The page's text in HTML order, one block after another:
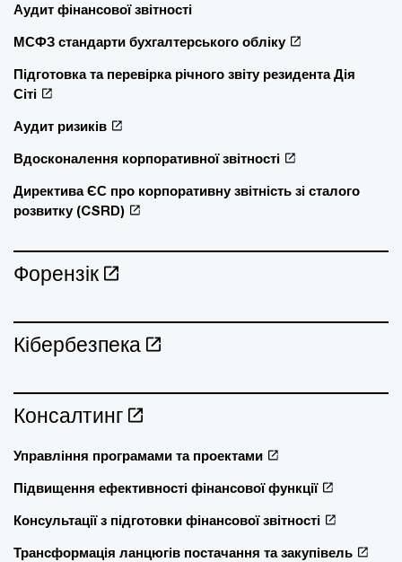
Аудит фінансової звітності
МСФЗ стандарти бухгалтерського обліку
Підготовка та перевірка річного звіту резидента Дія
Сіті
Аудит ризиків
Вдосконалення корпоративної звітності
Директива ЄС про корпоративну звітність зі сталого
розвитку (CSRD)
Форензік
Кібербезпека
Консалтинг
Управління програмами та проектами
Підвищення ефективності фінансової функції
Консультації з підготовки фінансової звітності
Трансформація ланцюгів постачання та закупівель